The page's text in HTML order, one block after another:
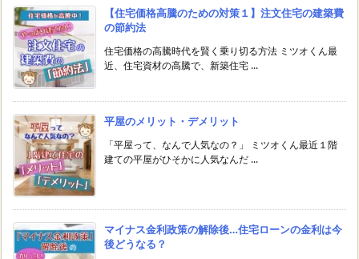
【住宅価格高騰のための対策１】注文住宅の建築費
の節約法
住宅価格の高騰時代を賢く乗り切る方法 ミツオくん最
近、住宅資材の高騰で、新築住宅 ...
平屋のメリット・デメリット
「平屋って、なんで人気なの？」 ミツオくん最近１階
建ての平屋がひそかに人気なんだ ...
マイナス金利政策の解除後…住宅ローンの金利は今
後どうなる？